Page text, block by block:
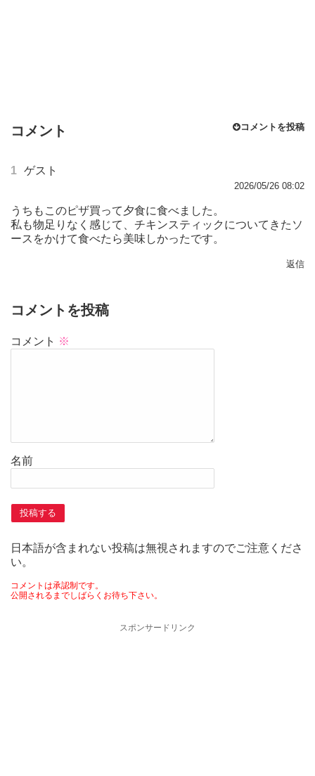
コメント コメントを投稿
1 ゲスト
2026/05/26 08:02
うちもこのピザ買って夕食に食べました。
私も物足りなく感じて、チキンスティックについてきたソ
ースをかけて食べたら美味しかったです。
返信
コメントを投稿
コメント ※
名前
日本語が含まれない投稿は無視されますのでご注意くださ
い。
コメントは承認制です。
公開されるまでしばらくお待ち下さい。
スポンサードリンク